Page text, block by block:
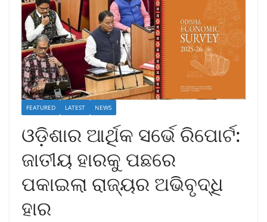
FEATURED LATEST NEWS
ଓଡ଼ିଶାର ଆର୍ଥିକ ସର୍ଭେ ରିପୋର୍ଟ:
ଜାତୀୟ ହାରକୁ ପଛରେ
ପକାଇଲା ରାଜ୍ୟର ଅଭିବୃଦ୍ଧି
ହାର